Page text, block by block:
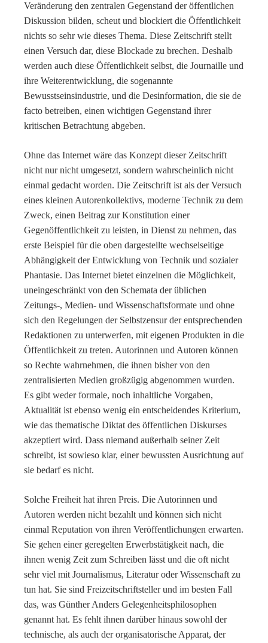
Veränderung den zentralen Gegenstand der öffentlichen
Diskussion bilden, scheut und blockiert die Öffentlichkeit
nichts so sehr wie dieses Thema. Diese Zeitschrift stellt
einen Versuch dar, diese Blockade zu brechen. Deshalb
werden auch diese Öffentlichkeit selbst, die Journaille und
ihre Weiterentwicklung, die sogenannte
Bewusstseinsindustrie, und die Desinformation, die sie de
facto betreiben, einen wichtigen Gegenstand ihrer
kritischen Betrachtung abgeben.
Ohne das Internet wäre das Konzept dieser Zeitschrift
nicht nur nicht umgesetzt, sondern wahrscheinlich nicht
einmal gedacht worden. Die Zeitschrift ist als der Versuch
eines kleinen Autorenkollektivs, moderne Technik zu dem
Zweck, einen Beitrag zur Konstitution einer
Gegenöffentlichkeit zu leisten, in Dienst zu nehmen, das
erste Beispiel für die oben dargestellte wechselseitige
Abhängigkeit der Entwicklung von Technik und sozialer
Phantasie. Das Internet bietet einzelnen die Möglichkeit,
uneingeschränkt von den Schemata der üblichen
Zeitungs-, Medien- und Wissenschaftsformate und ohne
sich den Regelungen der Selbstzensur der entsprechenden
Redaktionen zu unterwerfen, mit eigenen Produkten in die
Öffentlichkeit zu treten. Autorinnen und Autoren können
so Rechte wahrnehmen, die ihnen bisher von den
zentralisierten Medien großzügig abgenommen wurden.
Es gibt weder formale, noch inhaltliche Vorgaben,
Aktualität ist ebenso wenig ein entscheidendes Kriterium,
wie das thematische Diktat des öffentlichen Diskurses
akzeptiert wird. Dass niemand außerhalb seiner Zeit
schreibt, ist sowieso klar, einer bewussten Ausrichtung auf
sie bedarf es nicht.
Solche Freiheit hat ihren Preis. Die Autorinnen und
Autoren werden nicht bezahlt und können sich nicht
einmal Reputation von ihren Veröffentlichungen erwarten.
Sie gehen einer geregelten Erwerbstätigkeit nach, die
ihnen wenig Zeit zum Schreiben lässt und die oft nicht
sehr viel mit Journalismus, Literatur oder Wissenschaft zu
tun hat. Sie sind Freizeitschriftsteller und im besten Fall
das, was Günther Anders Gelegenheitsphilosophen
genannt hat. Es fehlt ihnen darüber hinaus sowohl der
technische, als auch der organisatorische Apparat, der